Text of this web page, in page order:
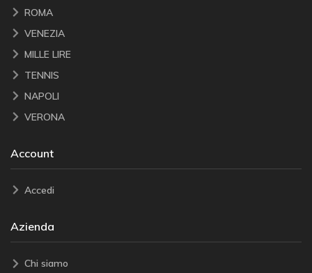
ROMA
VENEZIA
MILLE LIRE
TENNIS
NAPOLI
VERONA
Account
Accedi
Azienda
Chi siamo